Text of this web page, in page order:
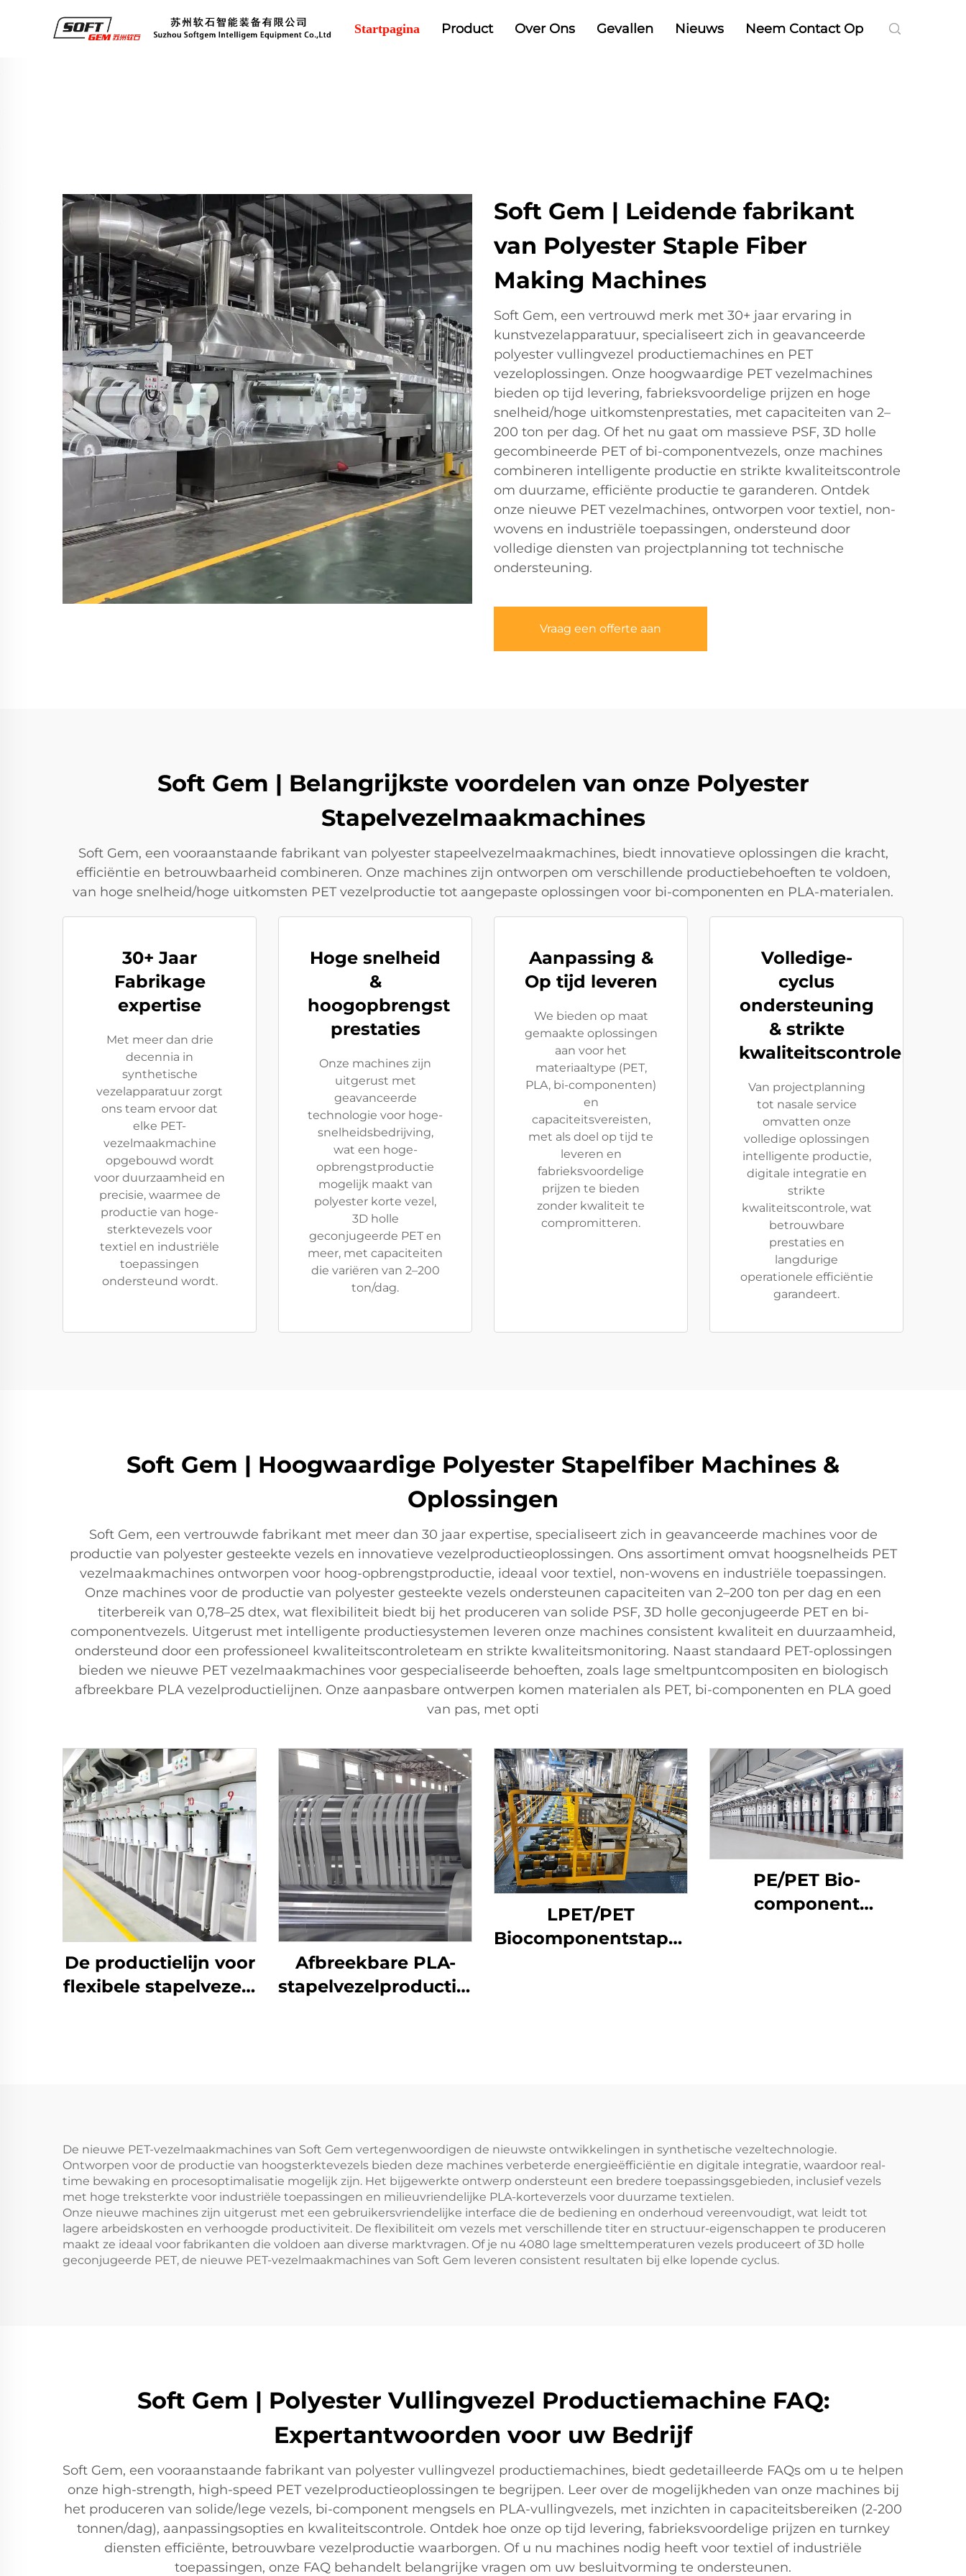
Startpagina Product Over Ons Gevallen Nieuws Neem Contact Op
Soft Gem | Leidende fabrikant
van Polyester Staple Fiber
Making Machines
Soft Gem, een vertrouwd merk met 30+ jaar ervaring in
kunstvezelapparatuur, specialiseert zich in geavanceerde
polyester vullingvezel productiemachines en PET
vezeloplossingen. Onze hoogwaardige PET vezelmachines
bieden op tijd levering, fabrieksvoordelige prijzen en hoge
snelheid/hoge uitkomstenprestaties, met capaciteiten van 2–
200 ton per dag. Of het nu gaat om massieve PSF, 3D holle
gecombineerde PET of bi-componentvezels, onze machines
combineren intelligente productie en strikte kwaliteitscontrole
om duurzame, efficiënte productie te garanderen. Ontdek
onze nieuwe PET vezelmachines, ontworpen voor textiel, non-
wovens en industriële toepassingen, ondersteund door
volledige diensten van projectplanning tot technische
ondersteuning.
Vraag een offerte aan
Soft Gem | Belangrijkste voordelen van onze Polyester
Stapelvezelmaakmachines
Soft Gem, een vooraanstaande fabrikant van polyester stapeelvezelmaakmachines, biedt innovatieve oplossingen die kracht,
efficiëntie en betrouwbaarheid combineren. Onze machines zijn ontworpen om verschillende productiebehoeften te voldoen,
van hoge snelheid/hoge uitkomsten PET vezelproductie tot aangepaste oplossingen voor bi-componenten en PLA-materialen.
30+ Jaar
Fabrikage
expertise
Met meer dan drie
decennia in
synthetische
vezelapparatuur zorgt
ons team ervoor dat
elke PET-
vezelmaakmachine
opgebouwd wordt
voor duurzaamheid en
precisie, waarmee de
productie van hoge-
sterktevezels voor
textiel en industriële
toepassingen
ondersteund wordt.
Hoge snelheid
&
hoogopbrengst
prestaties
Onze machines zijn
uitgerust met
geavanceerde
technologie voor hoge-
snelheidsbedrijving,
wat een hoge-
opbrengstproductie
mogelijk maakt van
polyester korte vezel,
3D holle
geconjugeerde PET en
meer, met capaciteiten
die variëren van 2–200
ton/dag.
Aanpassing &
Op tijd leveren
We bieden op maat
gemaakte oplossingen
aan voor het
materiaaltype (PET,
PLA, bi-componenten)
en
capaciteitsvereisten,
met als doel op tijd te
leveren en
fabrieksvoordelige
prijzen te bieden
zonder kwaliteit te
compromitteren.
Volledige-
cyclus
ondersteuning
& strikte
kwaliteitscontrole
Van projectplanning
tot nasale service
omvatten onze
volledige oplossingen
intelligente productie,
digitale integratie en
strikte
kwaliteitscontrole, wat
betrouwbare
prestaties en
langdurige
operationele efficiëntie
garandeert.
Soft Gem | Hoogwaardige Polyester Stapelfiber Machines &
Oplossingen
Soft Gem, een vertrouwde fabrikant met meer dan 30 jaar expertise, specialiseert zich in geavanceerde machines voor de
productie van polyester gesteekte vezels en innovatieve vezelproductieoplossingen. Ons assortiment omvat hoogsnelheids PET
vezelmaakmachines ontworpen voor hoog-opbrengstproductie, ideaal voor textiel, non-wovens en industriële toepassingen.
Onze machines voor de productie van polyester gesteekte vezels ondersteunen capaciteiten van 2–200 ton per dag en een
titerbereik van 0,78–25 dtex, wat flexibiliteit biedt bij het produceren van solide PSF, 3D holle geconjugeerde PET en bi-
componentvezels. Uitgerust met intelligente productiesystemen leveren onze machines consistent kwaliteit en duurzaamheid,
ondersteund door een professioneel kwaliteitscontroleteam en strikte kwaliteitsmonitoring. Naast standaard PET-oplossingen
bieden we nieuwe PET vezelmaakmachines voor gespecialiseerde behoeften, zoals lage smeltpuntcompositen en biologisch
afbreekbare PLA vezelproductielijnen. Onze aanpasbare ontwerpen komen materialen als PET, bi-componenten en PLA goed
van pas, met opti
De productielijn voor
flexibele stapelvezels
Afbreekbare PLA-
stapelvezelproductielijn
LPET/PET
Biocomponentstapelvezelproductielijn
PE/PET Bio-
component
De nieuwe PET-vezelmaakmachines van Soft Gem vertegenwoordigen de nieuwste ontwikkelingen in synthetische vezeltechnologie.
Ontworpen voor de productie van hoogsterktevezels bieden deze machines verbeterde energieëfficiëntie en digitale integratie, waardoor real-
time bewaking en procesoptimalisatie mogelijk zijn. Het bijgewerkte ontwerp ondersteunt een bredere toepassingsgebieden, inclusief vezels
met hoge treksterkte voor industriële toepassingen en milieuvriendelijke PLA-korteverzels voor duurzame textielen.
Onze nieuwe machines zijn uitgerust met een gebruikersvriendelijke interface die de bediening en onderhoud vereenvoudigt, wat leidt tot
lagere arbeidskosten en verhoogde productiviteit. De flexibiliteit om vezels met verschillende titer en structuur-eigenschappen te produceren
maakt ze ideaal voor fabrikanten die voldoen aan diverse marktvragen. Of je nu 4080 lage smelttemperaturen vezels produceert of 3D holle
geconjugeerde PET, de nieuwe PET-vezelmaakmachines van Soft Gem leveren consistent resultaten bij elke lopende cyclus.
Soft Gem | Polyester Vullingvezel Productiemachine FAQ:
Expertantwoorden voor uw Bedrijf
Soft Gem, een vooraanstaande fabrikant van polyester vullingvezel productiemachines, biedt gedetailleerde FAQs om u te helpen
onze high-strength, high-speed PET vezelproductieoplossingen te begrijpen. Leer over de mogelijkheden van onze machines bij
het produceren van solide/lege vezels, bi-component mengsels en PLA-vullingvezels, met inzichten in capaciteitsbereiken (2-200
tonnen/dag), aanpassingsopties en kwaliteitscontrole. Ontdek hoe onze op tijd levering, fabrieksvoordelige prijzen en turnkey
diensten efficiënte, betrouwbare vezelproductie waarborgen. Of u nu machines nodig heeft voor textiel of industriële
toepassingen, onze FAQ behandelt belangrijke vragen om uw besluitvorming te ondersteunen.